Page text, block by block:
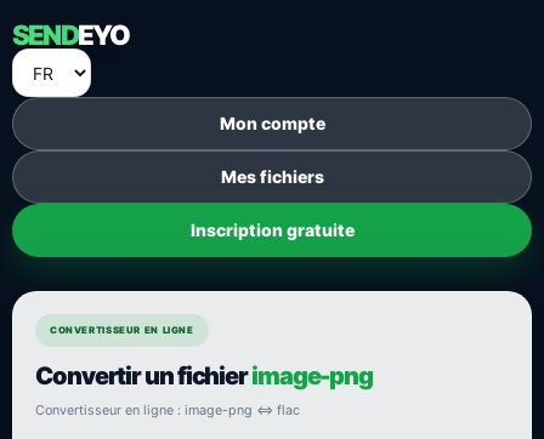
SENDEYO
Mon compte
Mes fichiers
Inscription gratuite
CONVERTISSEUR EN LIGNE
Convertir un fichierimage-png
Convertisseur en ligne : image-png ⇔ flac